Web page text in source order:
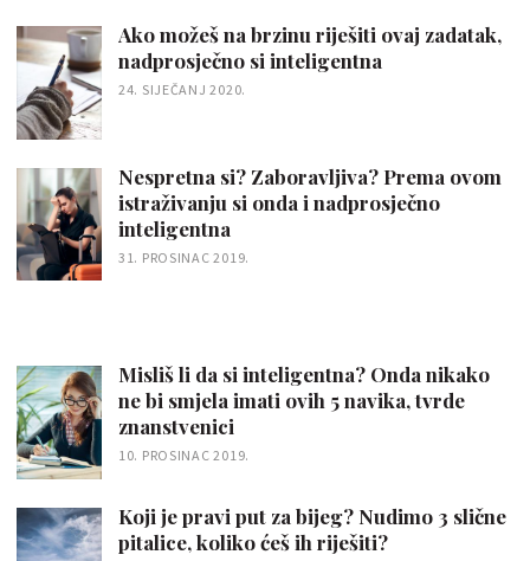
Ako možeš na brzinu riješiti ovaj zadatak,
nadprosječno si inteligentna
24. SIJEČANJ 2020.
Nespretna si? Zaboravljiva? Prema ovom
istraživanju si onda i nadprosječno
inteligentna
31. PROSINAC 2019.
Misliš li da si inteligentna? Onda nikako
ne bi smjela imati ovih 5 navika, tvrde
znanstvenici
10. PROSINAC 2019.
Koji je pravi put za bijeg? Nudimo 3 slične
pitalice, koliko ćeš ih riješiti?